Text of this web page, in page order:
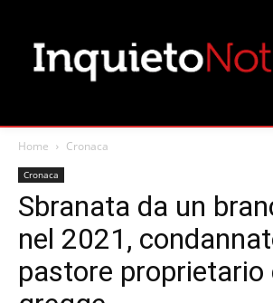
Home Cronaca
Cronaca
Sbranata da un
nel 2021,
pastore proprietario